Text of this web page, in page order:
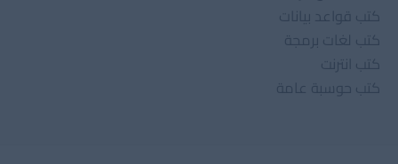
كتب قواعد بيانات
كتب لغات برمجة
كتب انترنت
كتب حوسبة عامة